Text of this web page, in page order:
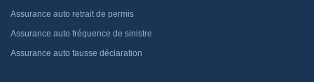
Assurance auto retrait de permis
Assurance auto fréquence de sinistre
Assurance auto fausse déclaration